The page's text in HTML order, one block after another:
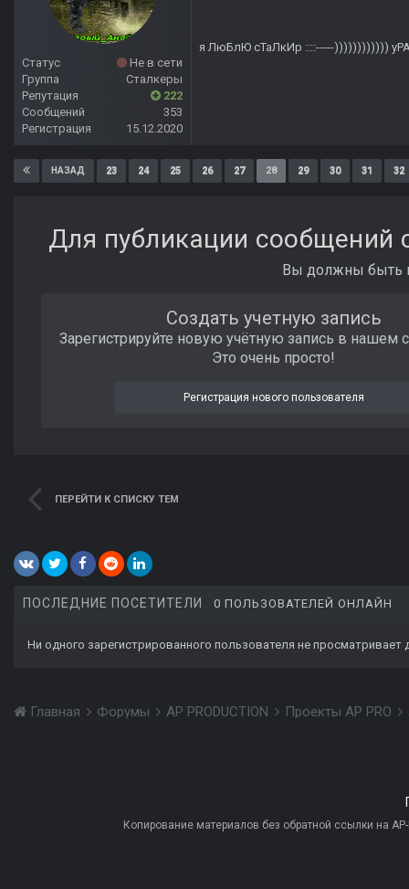
Статус
Не в сети
Группа
Сталкеры
Репутация
222
Сообщений
353
Регистрация
15.12.2020
я ЛюБлЮ сТаЛкИр ::::-----))))))))))))
НАЗАД 23 24 25 26 27 28 29 30 31 32
Для публикации сообщений
Вы должны быть
Создать учетную запись
Зарегистрируйте новую учётную запись в нашем
Это очень просто!
Регистрация нового пользователя
ПЕРЕЙТИ К СПИСКУ ТЕМ
ПОСЛЕДНИЕ ПОСЕТИТЕЛИ 0 ПОЛЬЗОВАТЕЛЕЙ ОНЛАЙН
Ни одного зарегистрированного пользователя не просматривает
Главная Форумы AP PRODUCTION Проекты AP PRO
Копирование материалов без обратной ссылки на